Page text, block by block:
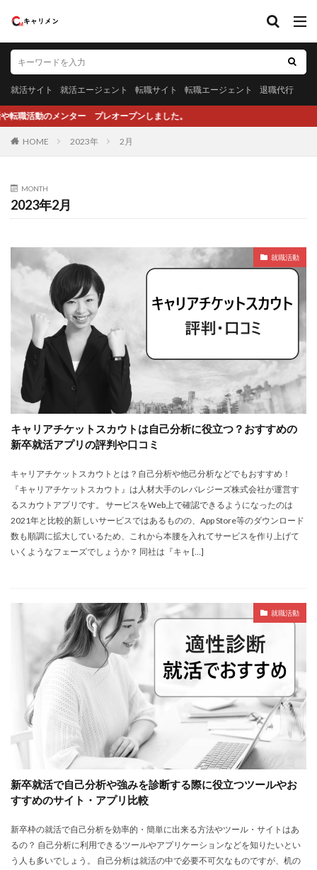
就活サイト 就活エージェント 転職サイト 転職エージェント 退職代行
のメンター プレオープンしました。
HOME 2023年 2月
MONTH
2023年2月
就職活動
キャリアチケットスカウトは自己分析に役立つ？おすすめの
新卒就活アプリの評判や口コミ
キャリアチケットスカウトとは？自己分析や他己分析などでもおすすめ！
『キャリアチケットスカウト』は人材大手のレバレジーズ株式会社が運営す
るスカウトアプリです。 サービスをWeb上で確認できるようになったのは
2021年と比較的新しいサービスではあるものの、App Store等のダウンロード
数も順調に拡大しているため、これから本腰を入れてサービスを作り上げて
いくようなフェーズでしょうか？ 同社は『キャ […]
就職活動
新卒就活で自己分析や強みを診断する際に役立つツールやお
すすめのサイト・アプリ比較
新卒枠の就活で自己分析を効率的・簡単に出来る方法やツール・サイトはあ
るの？ 自己分析に利用できるツールやアプリケーションなどを知りたいとい
う人も多いでしょう。 自己分析は就活の中で必要不可欠なものですが、机の